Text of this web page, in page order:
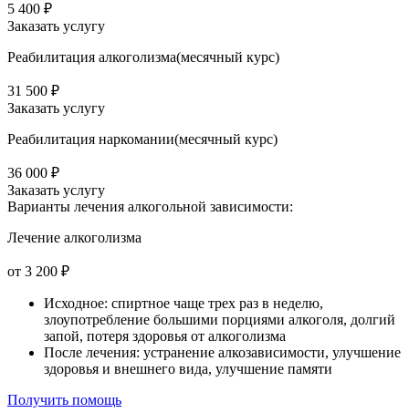
5 400 ₽
Заказать услугу
Реабилитация алкоголизма(месячный курс)
31 500 ₽
Заказать услугу
Реабилитация наркомании(месячный курс)
36 000 ₽
Заказать услугу
Варианты лечения алкогольной зависимости:
Лечение алкоголизма
от 3 200 ₽
Исходное: спиртное чаще трех раз в неделю,
злоупотребление большими порциями алкоголя, долгий
запой, потеря здоровья от алкоголизма
После лечения: устранение алкозависимости, улучшение
здоровья и внешнего вида, улучшение памяти
Получить помощь